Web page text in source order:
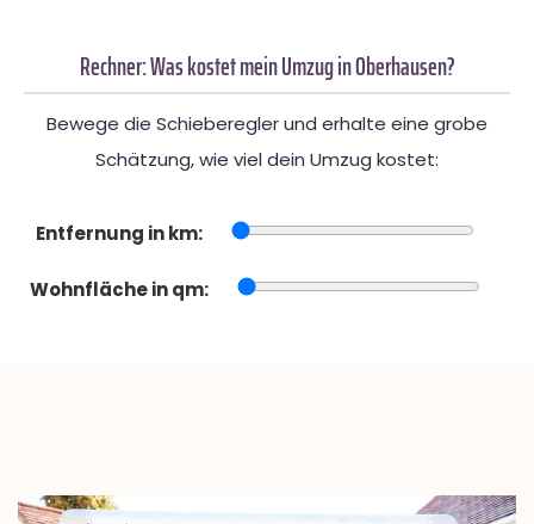
Rechner: Was kostet mein Umzug in Oberhausen?
Bewege die Schieberegler und erhalte eine grobe
Schätzung, wie viel dein Umzug kostet:
Entfernung in km:
Wohnfläche in qm: